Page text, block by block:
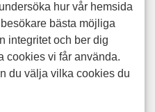
som spackling och
och tapeter som
kan vi även anlitas för
att kontakta oss
hur vår hemsida
bästa möjliga
integritet och ber dig
cookies vi får använda.
du välja vilka cookies du